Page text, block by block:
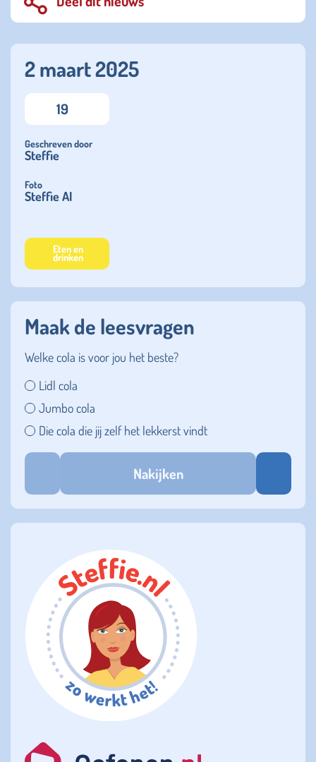
2 maart 2025
19
Geschreven door
Steffie
Foto
Steffie AI
Eten en
drinken
Maak de leesvragen
Welke cola is voor jou het beste?
Lidl cola
Jumbo cola
Die cola die jij zelf het lekkerst vindt
Nakijken